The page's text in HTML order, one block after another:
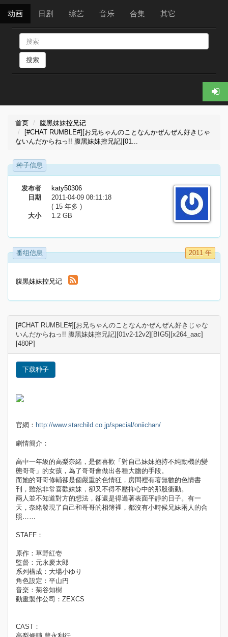
动画 日剧 综艺 音乐 合集 其它
搜索
首页
腹黑妹妹控兄记
[#CHAT RUMBLE#][お兄ちゃんのことなんかぜんぜん好きじゃ
ないんだからねっ!! 腹黑妹妹控兄記][01...
种子信息
发布者
katy50306
日期
2011-04-09 08:11:18
( 15 年多 )
大小
1.2 GB
番组信息 2011 年
腹黑妹妹控兄记
[#CHAT RUMBLE#][お兄ちゃんのことなんかぜんぜん好きじゃな
いんだからねっ!! 腹黑妹妹控兄記][01v2-12v2][BIG5][x264_aac]
[480P]
下载种子
官網： http://www.starchild.co.jp/special/oniichan/
劇情簡介：
高中一年級的高梨奈緒，是個喜歡「對自己妹妹抱持不純動機的變
態哥哥」的女孩，為了哥哥會做出各種大膽的手段。
而她的哥哥修輔卻是個嚴重的色情狂，房間裡有著無數的色情書
刊，雖然非常喜歡妹妹，卻又不得不壓抑心中的那股衝動。
兩人並不知道對方的想法，卻還是得過著表面平靜的日子。有一
天，奈緒發現了自己和哥哥的相簿裡，都沒有小時候兄妹兩人的合
照……
STAFF：
原作：草野紅壱
監督：元永慶太郎
系列構成：大場小ゆり
角色設定：平山円
音楽：菊谷知樹
動畫製作公司：ZEXCS
CAST：